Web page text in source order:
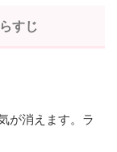
すじ
が消えます。ラ